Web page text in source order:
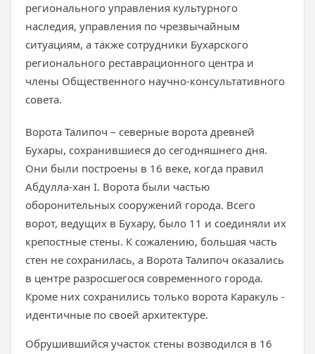
регионального управления культурного
наследия, управления по чрезвычайным
ситуациям, а также сотрудники Бухарского
регионального реставрационного центра и
члены Общественного научно-консультативного
совета.
Ворота Талипоч – северные ворота древней
Бухары, сохранившиеся до сегодняшнего дня.
Они были построены в 16 веке, когда правил
Абдулла-хан I. Ворота были частью
оборонительных сооружений города. Всего
ворот, ведущих в Бухару, было 11 и соединяли их
крепостные стены. К сожалению, большая часть
стен не сохранилась, а Ворота Талипоч оказались
в центре разросшегося современного города.
Кроме них сохранились только ворота Каракуль -
идентичные по своей архитектуре.
Обрушившийся участок стены возводился в 16